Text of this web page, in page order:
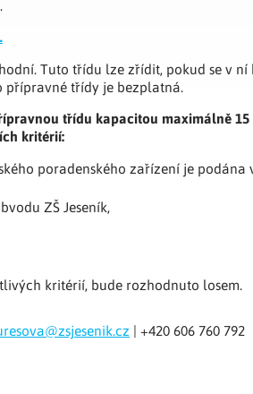
Tuto třídu lze zřídit, pokud se v
přípravné třídy je bezplatná.
třídu kapacitou maximálně
kritérií:
poradenského zařízení je podána
ZŠ Jeseník,
kritérií, bude rozhodnuto losem.
| +420 606 760 792